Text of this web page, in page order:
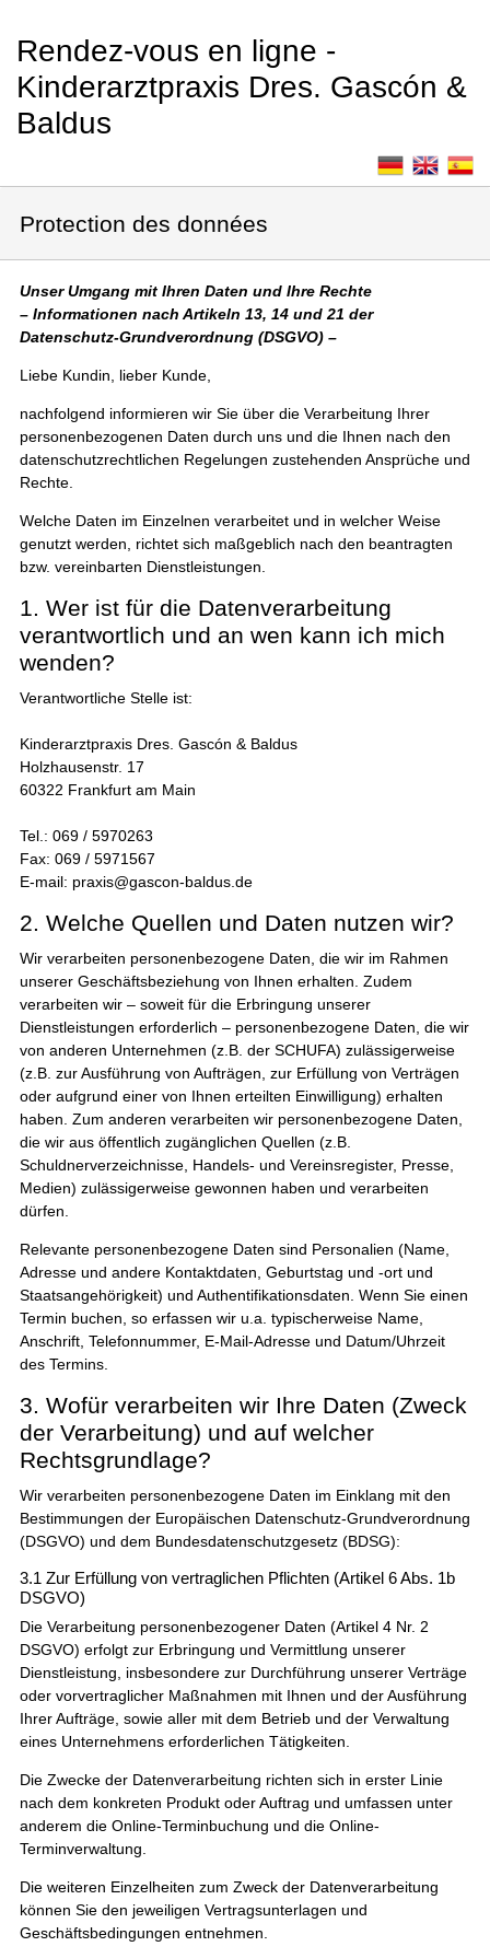
Rendez-vous en ligne -
Kinderarztpraxis Dres. Gascón &
Baldus
Protection des données
Unser Umgang mit Ihren Daten und Ihre Rechte
– Informationen nach Artikeln 13, 14 und 21 der
Datenschutz-Grundverordnung (DSGVO) –
Liebe Kundin, lieber Kunde,
nachfolgend informieren wir Sie über die Verarbeitung Ihrer
personenbezogenen Daten durch uns und die Ihnen nach den
datenschutzrechtlichen Regelungen zustehenden Ansprüche und
Rechte.
Welche Daten im Einzelnen verarbeitet und in welcher Weise
genutzt werden, richtet sich maßgeblich nach den beantragten
bzw. vereinbarten Dienstleistungen.
1. Wer ist für die Datenverarbeitung
verantwortlich und an wen kann ich mich
wenden?
Verantwortliche Stelle ist:
Kinderarztpraxis Dres. Gascón & Baldus
Holzhausenstr. 17
60322 Frankfurt am Main
Tel.: 069 / 5970263
Fax: 069 / 5971567
E-mail: praxis@gascon-baldus.de
2. Welche Quellen und Daten nutzen wir?
Wir verarbeiten personenbezogene Daten, die wir im Rahmen
unserer Geschäftsbeziehung von Ihnen erhalten. Zudem
verarbeiten wir – soweit für die Erbringung unserer
Dienstleistungen erforderlich – personenbezogene Daten, die wir
von anderen Unternehmen (z.B. der SCHUFA) zulässigerweise
(z.B. zur Ausführung von Aufträgen, zur Erfüllung von Verträgen
oder aufgrund einer von Ihnen erteilten Einwilligung) erhalten
haben. Zum anderen verarbeiten wir personenbezogene Daten,
die wir aus öffentlich zugänglichen Quellen (z.B.
Schuldnerverzeichnisse, Handels- und Vereinsregister, Presse,
Medien) zulässigerweise gewonnen haben und verarbeiten
dürfen.
Relevante personenbezogene Daten sind Personalien (Name,
Adresse und andere Kontaktdaten, Geburtstag und -ort und
Staatsangehörigkeit) und Authentifikationsdaten. Wenn Sie einen
Termin buchen, so erfassen wir u.a. typischerweise Name,
Anschrift, Telefonnummer, E-Mail-Adresse und Datum/Uhrzeit
des Termins.
3. Wofür verarbeiten wir Ihre Daten (Zweck
der Verarbeitung) und auf welcher
Rechtsgrundlage?
Wir verarbeiten personenbezogene Daten im Einklang mit den
Bestimmungen der Europäischen Datenschutz-Grundverordnung
(DSGVO) und dem Bundesdatenschutzgesetz (BDSG):
3.1 Zur Erfüllung von vertraglichen Pflichten (Artikel 6 Abs. 1b
DSGVO)
Die Verarbeitung personenbezogener Daten (Artikel 4 Nr. 2
DSGVO) erfolgt zur Erbringung und Vermittlung unserer
Dienstleistung, insbesondere zur Durchführung unserer Verträge
oder vorvertraglicher Maßnahmen mit Ihnen und der Ausführung
Ihrer Aufträge, sowie aller mit dem Betrieb und der Verwaltung
eines Unternehmens erforderlichen Tätigkeiten.
Die Zwecke der Datenverarbeitung richten sich in erster Linie
nach dem konkreten Produkt oder Auftrag und umfassen unter
anderem die Online-Terminbuchung und die Online-
Terminverwaltung.
Die weiteren Einzelheiten zum Zweck der Datenverarbeitung
können Sie den jeweiligen Vertragsunterlagen und
Geschäftsbedingungen entnehmen.